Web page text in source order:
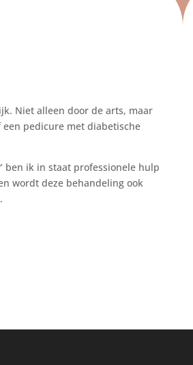
Niet alleen door de arts, maar
pedicure met diabetische
’ ben ik in staat professionele hulp
wordt deze behandeling ook